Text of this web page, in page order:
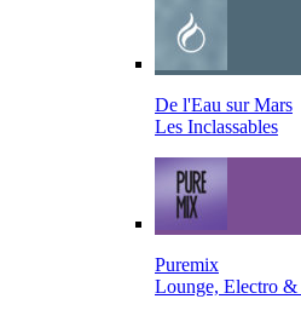
De l'Eau sur Mars
Les Inclassables
Puremix
Lounge, Electro &